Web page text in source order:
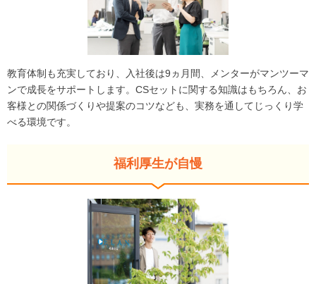
教育体制も充実しており、入社後は9ヵ月間、メンターがマンツーマ
ンで成長をサポートします。CSセットに関する知識はもちろん、お
客様との関係づくりや提案のコツなども、実務を通してじっくり学
べる環境です。
福利厚生が自慢